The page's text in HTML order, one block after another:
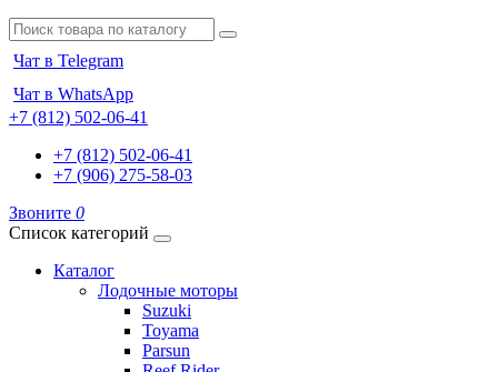
Чат в Telegram
Чат в WhatsApp
+7 (812) 502-06-41
+7 (812) 502-06-41
+7 (906) 275-58-03
Звоните 0
Список категорий
Каталог
Лодочные моторы
Suzuki
Toyama
Parsun